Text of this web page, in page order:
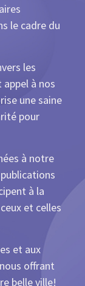
le cadre du
les
à nos
une saine
pour
à notre
à la
et celles
et aux
offrant
belle ville!